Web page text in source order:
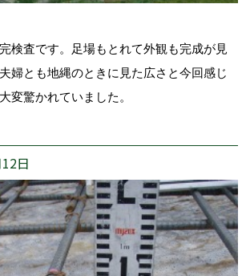
検査です。足場もとれて外観も完成が見
婦とも地縄のときに見た広さと今回感じ
変驚かれていました。
日